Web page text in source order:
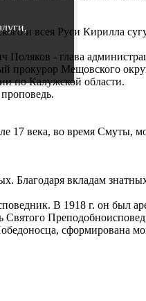
и всея Руси Кирилла
Поляков - глава
прокурор Мещовского
по Калужской области.
17 века, во время Смуты,
вкладам
В 1918 г. он был
сформирована